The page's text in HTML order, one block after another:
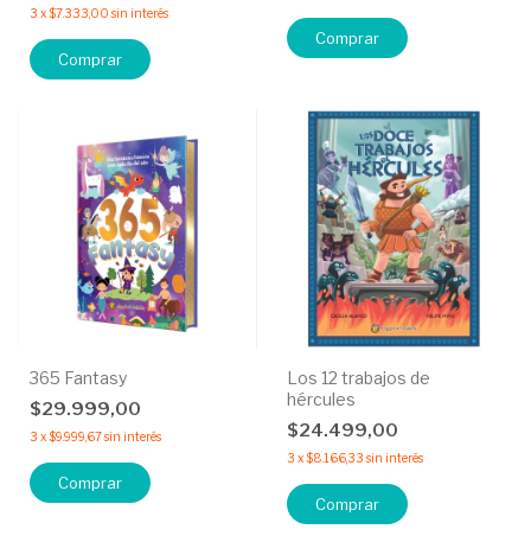
3 x$7.333,00 sin interés
Comprar
365 Fantasy
$29.999,00
3 x$9.999,67sin interés
Los 12 trabajos de
hércules
$24.499,00
3 x$8.166,33 sin interés